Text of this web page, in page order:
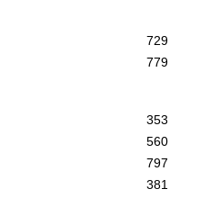
729
779
353
560
797
381